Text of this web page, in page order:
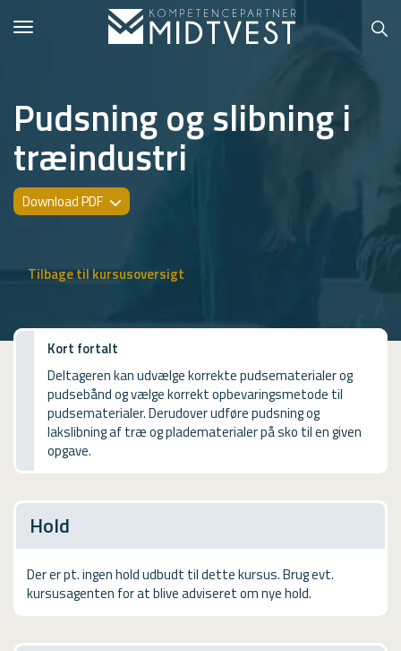
Hvem er vi?
Kontakt konsulent
ONLINE
USMA
Videoguides
Pudsning og slibning i
træindustri
Download PDF
Tilbage til kursusoversigt
Kort fortalt
Deltageren kan udvælge korrekte pudsematerialer og
pudsebånd og vælge korrekt opbevaringsmetode til
pudsematerialer. Derudover udføre pudsning og
lakslibning af træ og pladematerialer på sko til en given
opgave.
Hold
Der er pt. ingen hold udbudt til dette kursus. Brug evt.
kursusagenten for at blive adviseret om nye hold.